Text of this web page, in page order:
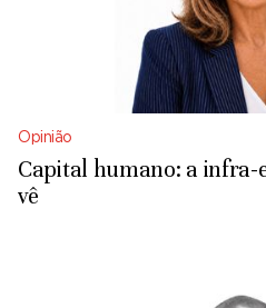
Opinião
Capital humano: a infra-
vê